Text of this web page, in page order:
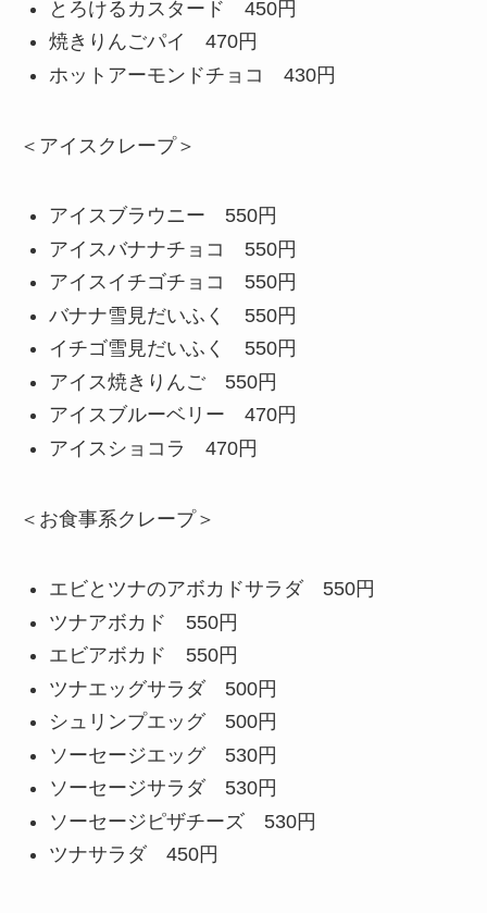
とろけるカスタード 450円
焼きりんごパイ 470円
ホットアーモンドチョコ 430円
＜アイスクレープ＞
アイスブラウニー 550円
アイスバナナチョコ 550円
アイスイチゴチョコ 550円
バナナ雪見だいふく 550円
イチゴ雪見だいふく 550円
アイス焼きりんご 550円
アイスブルーベリー 470円
アイスショコラ 470円
＜お食事系クレープ＞
エビとツナのアボカドサラダ 550円
ツナアボカド 550円
エビアボカド 550円
ツナエッグサラダ 500円
シュリンプエッグ 500円
ソーセージエッグ 530円
ソーセージサラダ 530円
ソーセージピザチーズ 530円
ツナサラダ 450円